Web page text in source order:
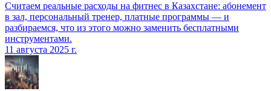
Считаем реальные расходы на фитнес в Казахстане: абонемент
в зал, персональный тренер, платные программы — и
разбираемся, что из этого можно заменить бесплатными
инструментами.
11 августа 2025 г.